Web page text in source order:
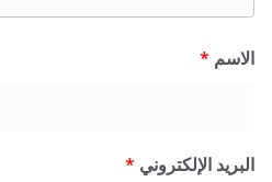
الإلكتروني*